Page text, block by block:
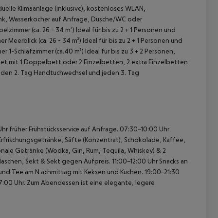
Klimaanlage (inklusive), kostenloses WLAN,
Wasserkocher auf Anfrage, Dusche/WC oder
(ca. 26 - 34 m²) Ideal für bis zu 2 + 1 Personen und
Meerblick (ca. 26 - 34 m²) Ideal für bis zu 2 + 1 Personen und
1-Schlafzimmer (ca.40 m²) Ideal für bis zu 3 + 2 Personen,
mit 1 Doppelbett oder 2 Einzelbetten, 2 extra Einzelbetten
2. Tag Handtuchwechsel und jeden 3. Tag
früher Frühstücksservice auf Anfrage. 07:30-10:00 Uhr
Säfte (Konzentrat), Schokolade, Kaffee,
Getränke (Wodka, Gin, Rum, Tequila, Whiskey) & 2
Sekt & Sekt gegen Aufpreis. 11:00-12:00 Uhr Snacks an
Tee am N achmittag mit Keksen und Kuchen. 19:00-21:30
Uhr. Zum Abendessen ist eine elegante, legere